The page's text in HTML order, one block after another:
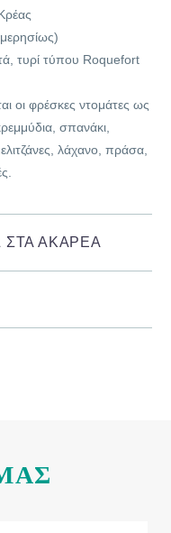
τυρί τύπου Roquefort
οι φρέσκες ντομάτες ως
σπανάκι,
λάχανο, πράσα,
ΣΤΑ ΑΚΑΡΕΑ